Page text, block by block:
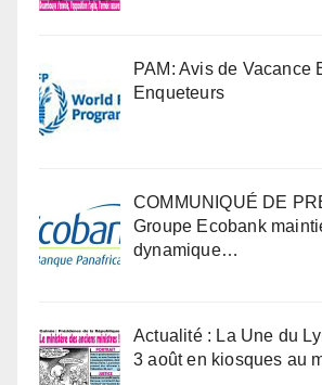
PAM: Avis de Vacance
Enqueteurs
COMMUNIQUÉ DE
Groupe Ecobank
dynamique…
Actualité : La Une du
3 août en kiosques au